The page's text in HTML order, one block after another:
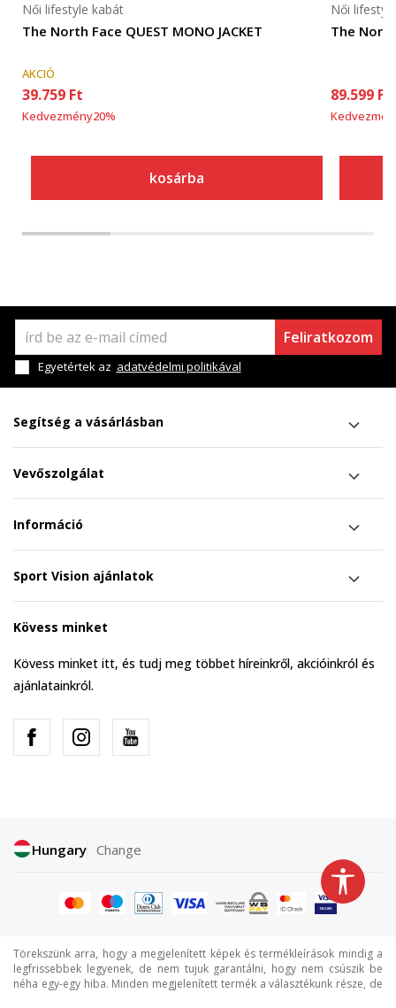
The North Face QUEST MONO JACKET
Női lifestyle kabát
AKCIÓ
39.759 Ft
Kedvezmény20%
kosárba
The North
Női
89.599 Ft
Feliratkozom
Egyetértek az adatvédelmi politikával
Segítség a vásárlásban
Vevőszolgálat
Információ
Sport Vision ajánlatok
Kövess minket
Kövess minket itt, és tudj meg többet híreinkről, akcióinkról és
ajánlatainkról.
Hungary Change
Törekszünk arra, hogy a megjelenített képek és termékleírások mindig a
legfrissebbek legyenek, de nem tujuk garantálni, hogy nem csúszik be
néha egy-egy hiba. Minden megjelenített termék a választékunk része, de